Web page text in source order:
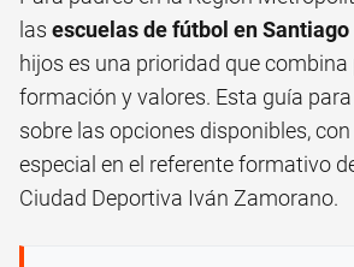
las escuelas de fútbol en Santiago
hijos es una prioridad que combina
formación y valores. Esta guía
sobre las opciones disponibles,
especial en el referente formativo
Ciudad Deportiva Iván Zamorano.